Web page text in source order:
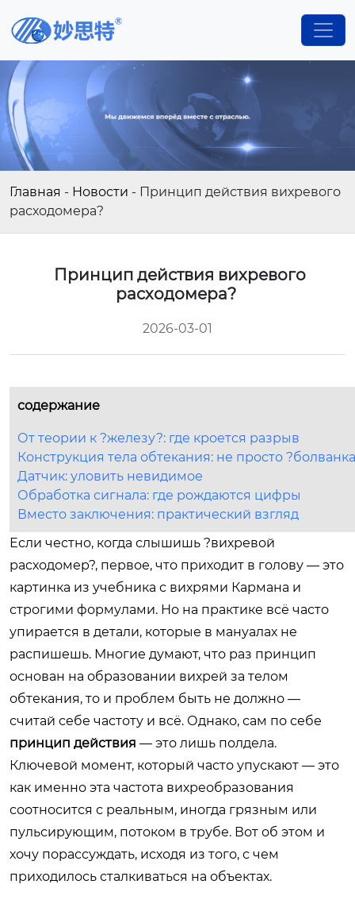
Главная - Новости - Принцип действия вихревого
расходомера?
Принцип действия вихревого
расходомера?
2026-03-01
содержание
От теории к ?железу?: где кроется разрыв
Конструкция тела обтекания: не просто
Датчик: уловить невидимое
Обработка сигнала: где рождаются цифры
Вместо заключения: практический взгляд
Если честно, когда слышишь ?вихревой
расходомер?, первое, что приходит в голову — это
картинка из учебника с вихрями Кармана и
строгими формулами. Но на практике всё часто
упирается в детали, которые в мануалах не
распишешь. Многие думают, что раз принцип
основан на образовании вихрей за телом
обтекания, то и проблем быть не должно —
считай себе частоту и всё. Однако, сам по себе
принцип действия — это лишь полдела.
Ключевой момент, который часто упускают — это
как именно эта частота вихреобразования
соотносится с реальным, иногда грязным или
пульсирующим, потоком в трубе. Вот об этом и
хочу порассуждать, исходя из того, с чем
приходилось сталкиваться на объектах.